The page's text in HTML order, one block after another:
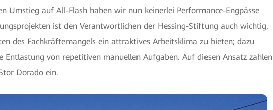
Umstieg auf All-Flash haben wir nun keinerlei Performance-Engpässe
ist den Verantwortlichen der Hessing-Stiftung auch wichtig,
des Fachkräftemangels ein attraktives Arbeitsklima zu bieten; dazu
Entlastung von repetitiven manuellen Aufgaben. Auf diesen Ansatz zahlen
Dorado ein.